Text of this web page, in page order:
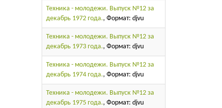
Техника - молодежи. Выпуск №12 за
декабрь 1972 года., Формат: djvu
Техника - молодежи. Выпуск №12 за
декабрь 1973 года., Формат: djvu
Техника - молодежи. Выпуск №12 за
декабрь 1974 года., Формат: djvu
Техника - молодежи. Выпуск №12 за
декабрь 1975 года., Формат: djvu